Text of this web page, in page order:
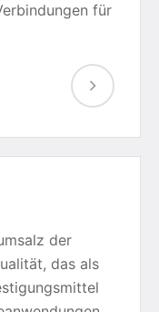
für
der
das als